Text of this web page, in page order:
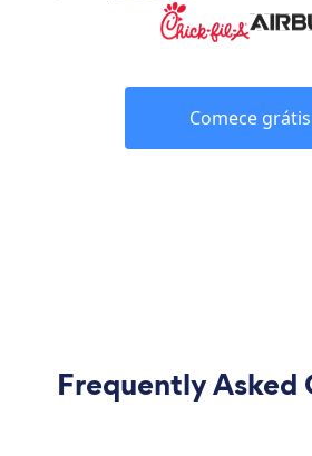
Comece grátis
Frequently Asked